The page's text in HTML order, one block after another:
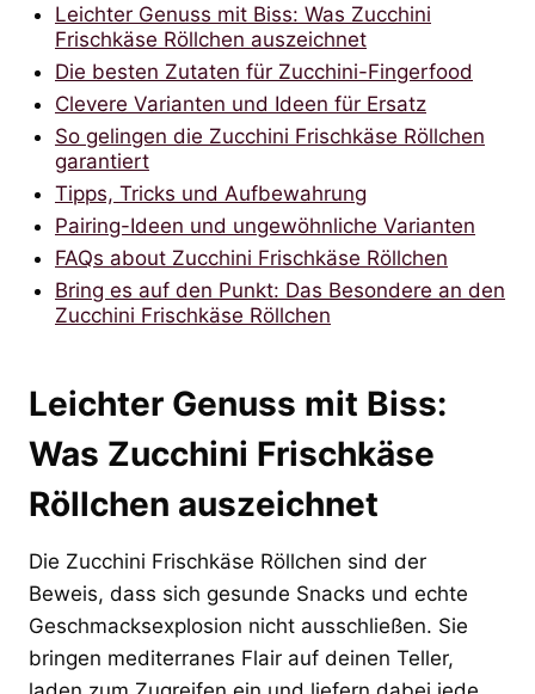
Leichter Genuss mit Biss: Was Zucchini
Frischkäse Röllchen auszeichnet
Die besten Zutaten für Zucchini-Fingerfood
Clevere Varianten und Ideen für Ersatz
So gelingen die Zucchini Frischkäse Röllchen
garantiert
Tipps, Tricks und Aufbewahrung
Pairing-Ideen und ungewöhnliche Varianten
FAQs about Zucchini Frischkäse Röllchen
Bring es auf den Punkt: Das Besondere an den
Zucchini Frischkäse Röllchen
Leichter Genuss mit Biss:
Was Zucchini Frischkäse
Röllchen auszeichnet
Die Zucchini Frischkäse Röllchen sind der
Beweis, dass sich gesunde Snacks und echte
Geschmacksexplosion nicht ausschließen. Sie
bringen mediterranes Flair auf deinen Teller,